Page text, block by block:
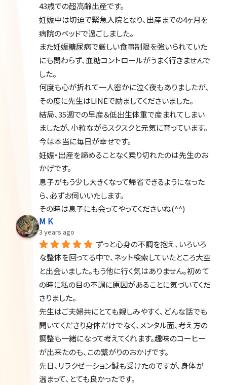
43歳での超高齢出産です。
妊娠中は切迫で緊急入院となり、出産までの4ヶ月を
病院のベッドで過ごしました。
また妊娠糖尿病で厳しい食事制限を強いられていた
にも関わらず、血糖コントロールがうまく行きませんで
した。
何度も心が折れて一人密かに泣く夜もありましたが、
その度に先生はLINEで励ましてくださいました。
結局、35週での早産＆低出生体重で産まれてしまい
ましたが、小粒ながらスクスクと元気に育っています。
今は本当に毎日が幸せです。
妊娠・出産を諦めることなく乗り切れたのは先生のお
かげです。
息子がもう少し大きくなって帰省できるようになった
ら、必ずお伺いいたします。
その時は息子にも会ってやってくださいね(^^)
M K
3 years ago
ずっと心身の不調を抱え、いろいろ
な整体を回ってる中で、ネット検索していたところ大空
と出会いました。もう他に行く気はありません。初めて
の時に私の目の不調に原因があることに気づいてくだ
さりました。
先生はご夫婦共にとても親しみやすく、どんな話でも
聞いてくださり身体だけでなく、メンタル面、考え方の
調整も一緒になって考えてくれます。趣味のコーヒー
が出来たのも、この繋がりのおかげです。
先日、リラクゼーション鍼も受けたのですが、身体が
温まって、とても良かったです。